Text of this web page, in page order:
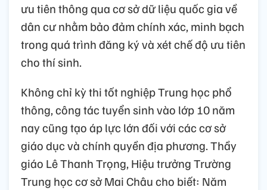
ưu tiên thông qua cơ sở dữ liệu quốc gia về
dân cư nhằm bảo đảm chính xác, minh bạch
trong quá trình đăng ký và xét chế độ ưu tiên
cho thí sinh.
Không chỉ kỳ thi tốt nghiệp Trung học phổ
thông, công tác tuyển sinh vào lớp 10 năm
nay cũng tạo áp lực lớn đối với các cơ sở
giáo dục và chính quyền địa phương. Thầy
giáo Lê Thanh Trọng, Hiệu trưởng Trường
Trung học cơ sở Mai Châu cho biết: Năm